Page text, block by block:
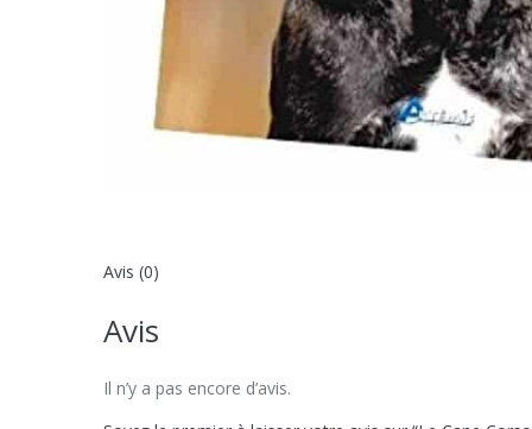
Avis (0)
Avis
Il n’y a pas encore d’avis.